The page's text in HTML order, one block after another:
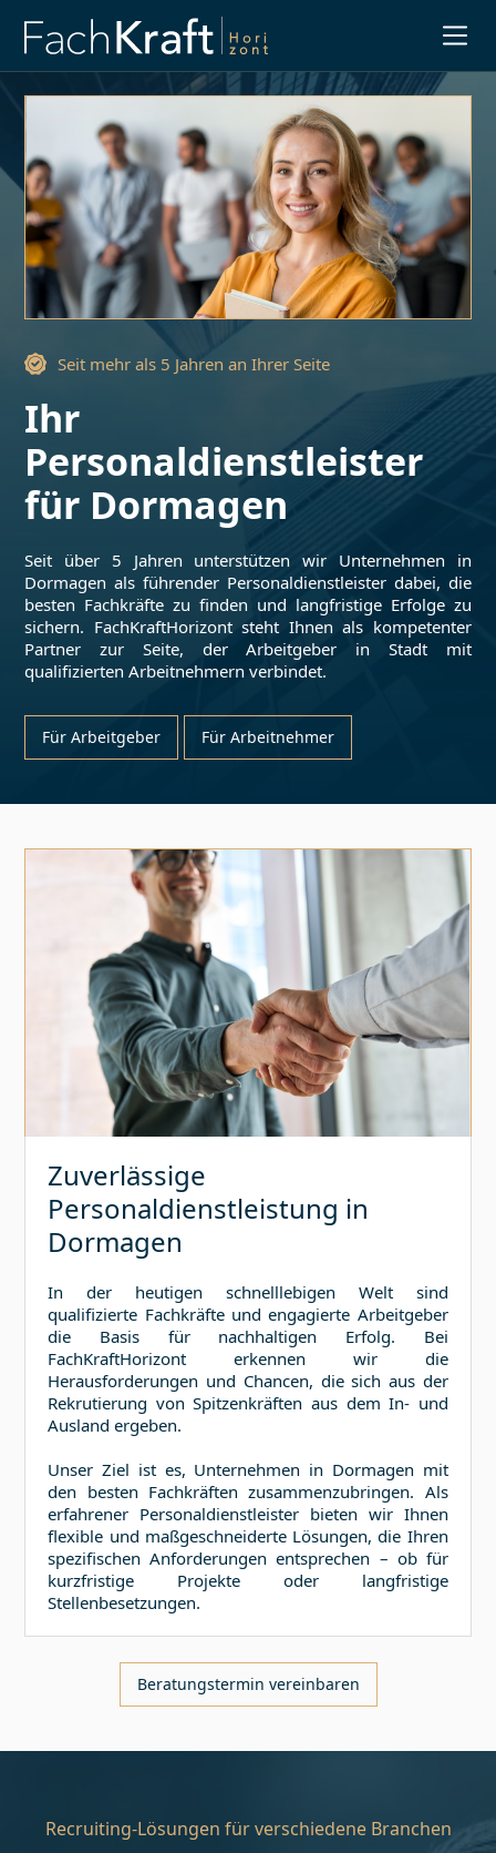
Seit mehr als 5 Jahren an Ihrer Seite
Ihr
Personaldienstleister
für Dormagen
Seit über 5 Jahren unterstützen wir Unternehmen in
Dormagen als führender Personaldienstleister dabei, die
besten Fachkräfte zu finden und langfristige Erfolge zu
sichern. FachKraftHorizont steht Ihnen als kompetenter
Partner zur Seite, der Arbeitgeber in Stadt mit
qualifizierten Arbeitnehmern verbindet.
Für Arbeitgeber Für Arbeitnehmer
Zuverlässige
Personaldienstleistung in
Dormagen
In der heutigen schnelllebigen Welt sind
qualifizierte Fachkräfte und engagierte Arbeitgeber
die Basis für nachhaltigen Erfolg. Bei
FachKraftHorizont erkennen wir die
Herausforderungen und Chancen, die sich aus der
Rekrutierung von Spitzenkräften aus dem In- und
Ausland ergeben.
Unser Ziel ist es, Unternehmen in Dormagen mit
den besten Fachkräften zusammenzubringen. Als
erfahrener Personaldienstleister bieten wir Ihnen
flexible und maßgeschneiderte Lösungen, die Ihren
spezifischen Anforderungen entsprechen – ob für
kurzfristige Projekte oder langfristige
Stellenbesetzungen.
Beratungstermin vereinbaren
Recruiting-Lösungen für verschiedene Branchen